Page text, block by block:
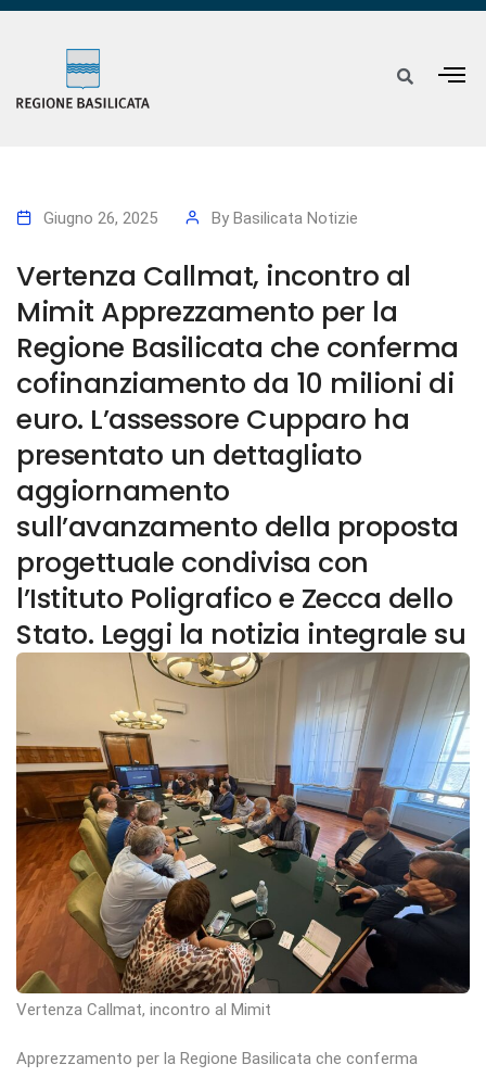
Giugno 26, 2025 By Basilicata Notizie
Vertenza Callmat, incontro al
Mimit Apprezzamento per la
Regione Basilicata che conferma
cofinanziamento da 10 milioni di
euro. L’assessore Cupparo ha
presentato un dettagliato
aggiornamento
sull’avanzamento della proposta
progettuale condivisa con
l’Istituto Poligrafico e Zecca dello
Stato. Leggi la notizia integrale su
Vertenza Callmat, incontro al Mimit
Apprezzamento per la Regione Basilicata che conferma